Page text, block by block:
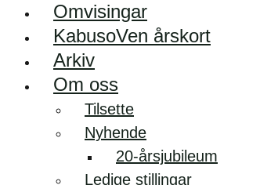
Omvisingar
KabusoVen årskort
Arkiv
Om oss
Tilsette
Nyhende
20-årsjubileum
Ledige stillingar